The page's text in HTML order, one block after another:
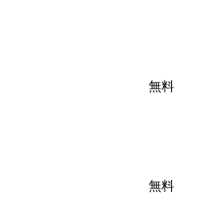
無料
無料